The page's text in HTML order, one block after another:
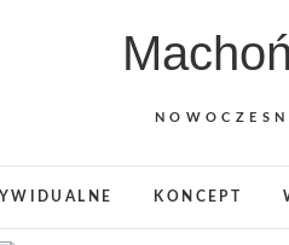
KONCEPT